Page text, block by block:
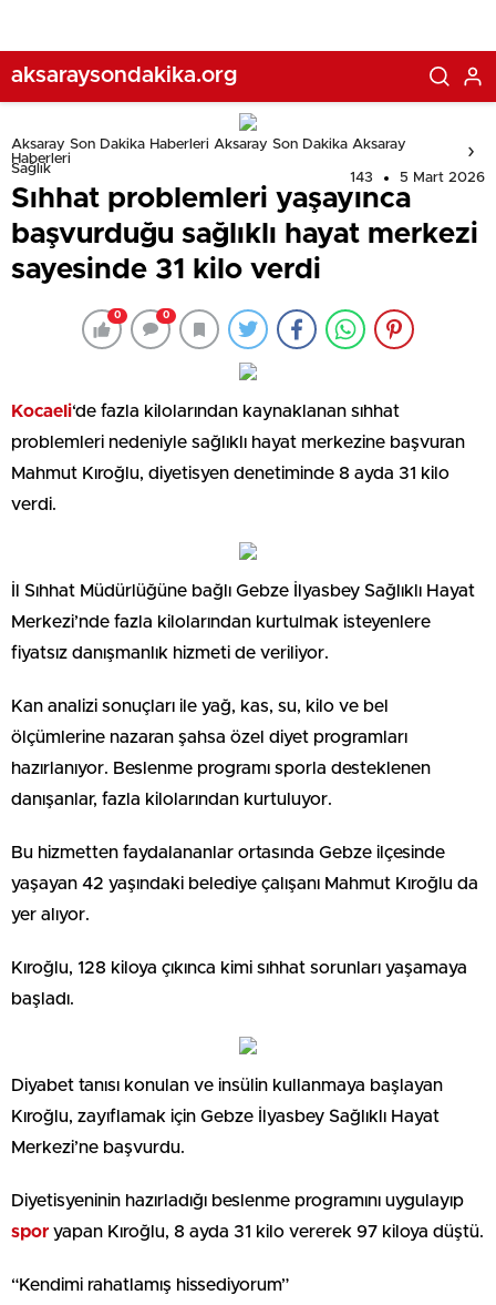
aksaraysondakika.org
Aksaray Son Dakika Haberleri Aksaray Son Dakika Aksaray
Haberleri
Sağlık
143 5 Mart 2026
Sıhhat problemleri yaşayınca
başvurduğu sağlıklı hayat merkezi
sayesinde 31 kilo verdi
0 0
Kocaeli‘de fazla kilolarından kaynaklanan sıhhat
problemleri nedeniyle sağlıklı hayat merkezine başvuran
Mahmut Kıroğlu, diyetisyen denetiminde 8 ayda 31 kilo
verdi.
İl Sıhhat Müdürlüğüne bağlı Gebze İlyasbey Sağlıklı Hayat
Merkezi’nde fazla kilolarından kurtulmak isteyenlere
fiyatsız danışmanlık hizmeti de veriliyor.
Kan analizi sonuçları ile yağ, kas, su, kilo ve bel
ölçümlerine nazaran şahsa özel diyet programları
hazırlanıyor. Beslenme programı sporla desteklenen
danışanlar, fazla kilolarından kurtuluyor.
Bu hizmetten faydalananlar ortasında Gebze ilçesinde
yaşayan 42 yaşındaki belediye çalışanı Mahmut Kıroğlu da
yer alıyor.
Kıroğlu, 128 kiloya çıkınca kimi sıhhat sorunları yaşamaya
başladı.
Diyabet tanısı konulan ve insülin kullanmaya başlayan
Kıroğlu, zayıflamak için Gebze İlyasbey Sağlıklı Hayat
Merkezi’ne başvurdu.
Diyetisyeninin hazırladığı beslenme programını uygulayıp
spor yapan Kıroğlu, 8 ayda 31 kilo vererek 97 kiloya düştü.
“Kendimi rahatlamış hissediyorum”